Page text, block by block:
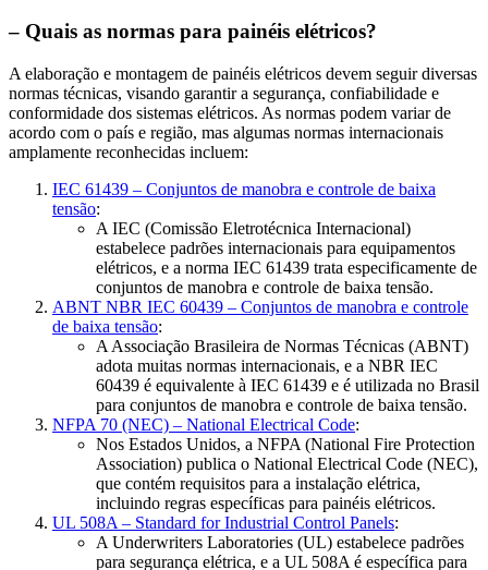
– Quais as normas para painéis elétricos?
A elaboração e montagem de painéis elétricos devem seguir diversas
normas técnicas, visando garantir a segurança, confiabilidade e
conformidade dos sistemas elétricos. As normas podem variar de
acordo com o país e região, mas algumas normas internacionais
amplamente reconhecidas incluem:
IEC 61439 – Conjuntos de manobra e controle de baixa
tensão:
A IEC (Comissão Eletrotécnica Internacional)
estabelece padrões internacionais para equipamentos
elétricos, e a norma IEC 61439 trata especificamente de
conjuntos de manobra e controle de baixa tensão.
ABNT NBR IEC 60439 – Conjuntos de manobra e controle
de baixa tensão:
A Associação Brasileira de Normas Técnicas (ABNT)
adota muitas normas internacionais, e a NBR IEC
60439 é equivalente à IEC 61439 e é utilizada no Brasil
para conjuntos de manobra e controle de baixa tensão.
NFPA 70 (NEC) – National Electrical Code:
Nos Estados Unidos, a NFPA (National Fire Protection
Association) publica o National Electrical Code (NEC),
que contém requisitos para a instalação elétrica,
incluindo regras específicas para painéis elétricos.
UL 508A – Standard for Industrial Control Panels:
A Underwriters Laboratories (UL) estabelece padrões
para segurança elétrica, e a UL 508A é específica para